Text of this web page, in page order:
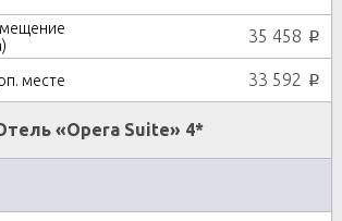
35 458 p
33 592 p
«Opera Suite» 4*